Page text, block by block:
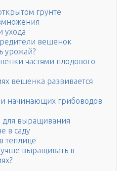
грунте
ухода
вешенок
урожай?
частями плодового
вешенка развивается
начинающих грибоводов
для выращивания
в саду
теплице
выращивать в